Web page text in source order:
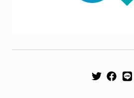
Remix EP
harmoe Remix EP 2026年4月22